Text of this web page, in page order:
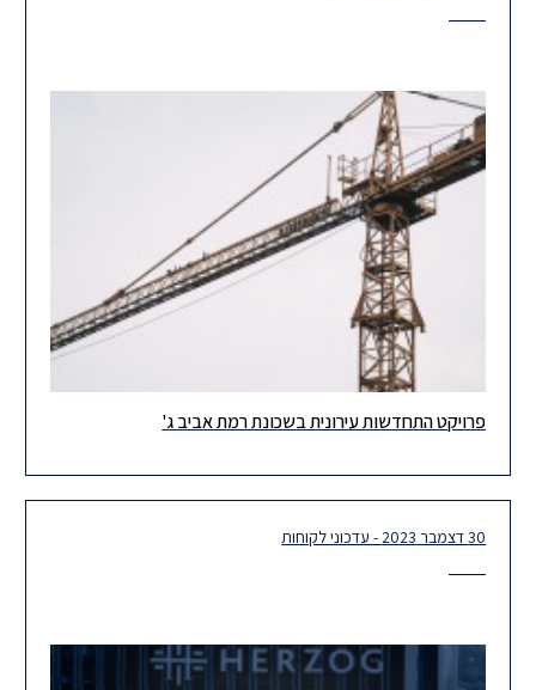
שמחים להוביל עסקת נדל"ן חדשה של התחדשות עירונית בשכונת רמת
פרויקט התחדשות עירונית בשכונת רמת אביב ג'
30 דצמבר 2023 - עדכוני לקוחות